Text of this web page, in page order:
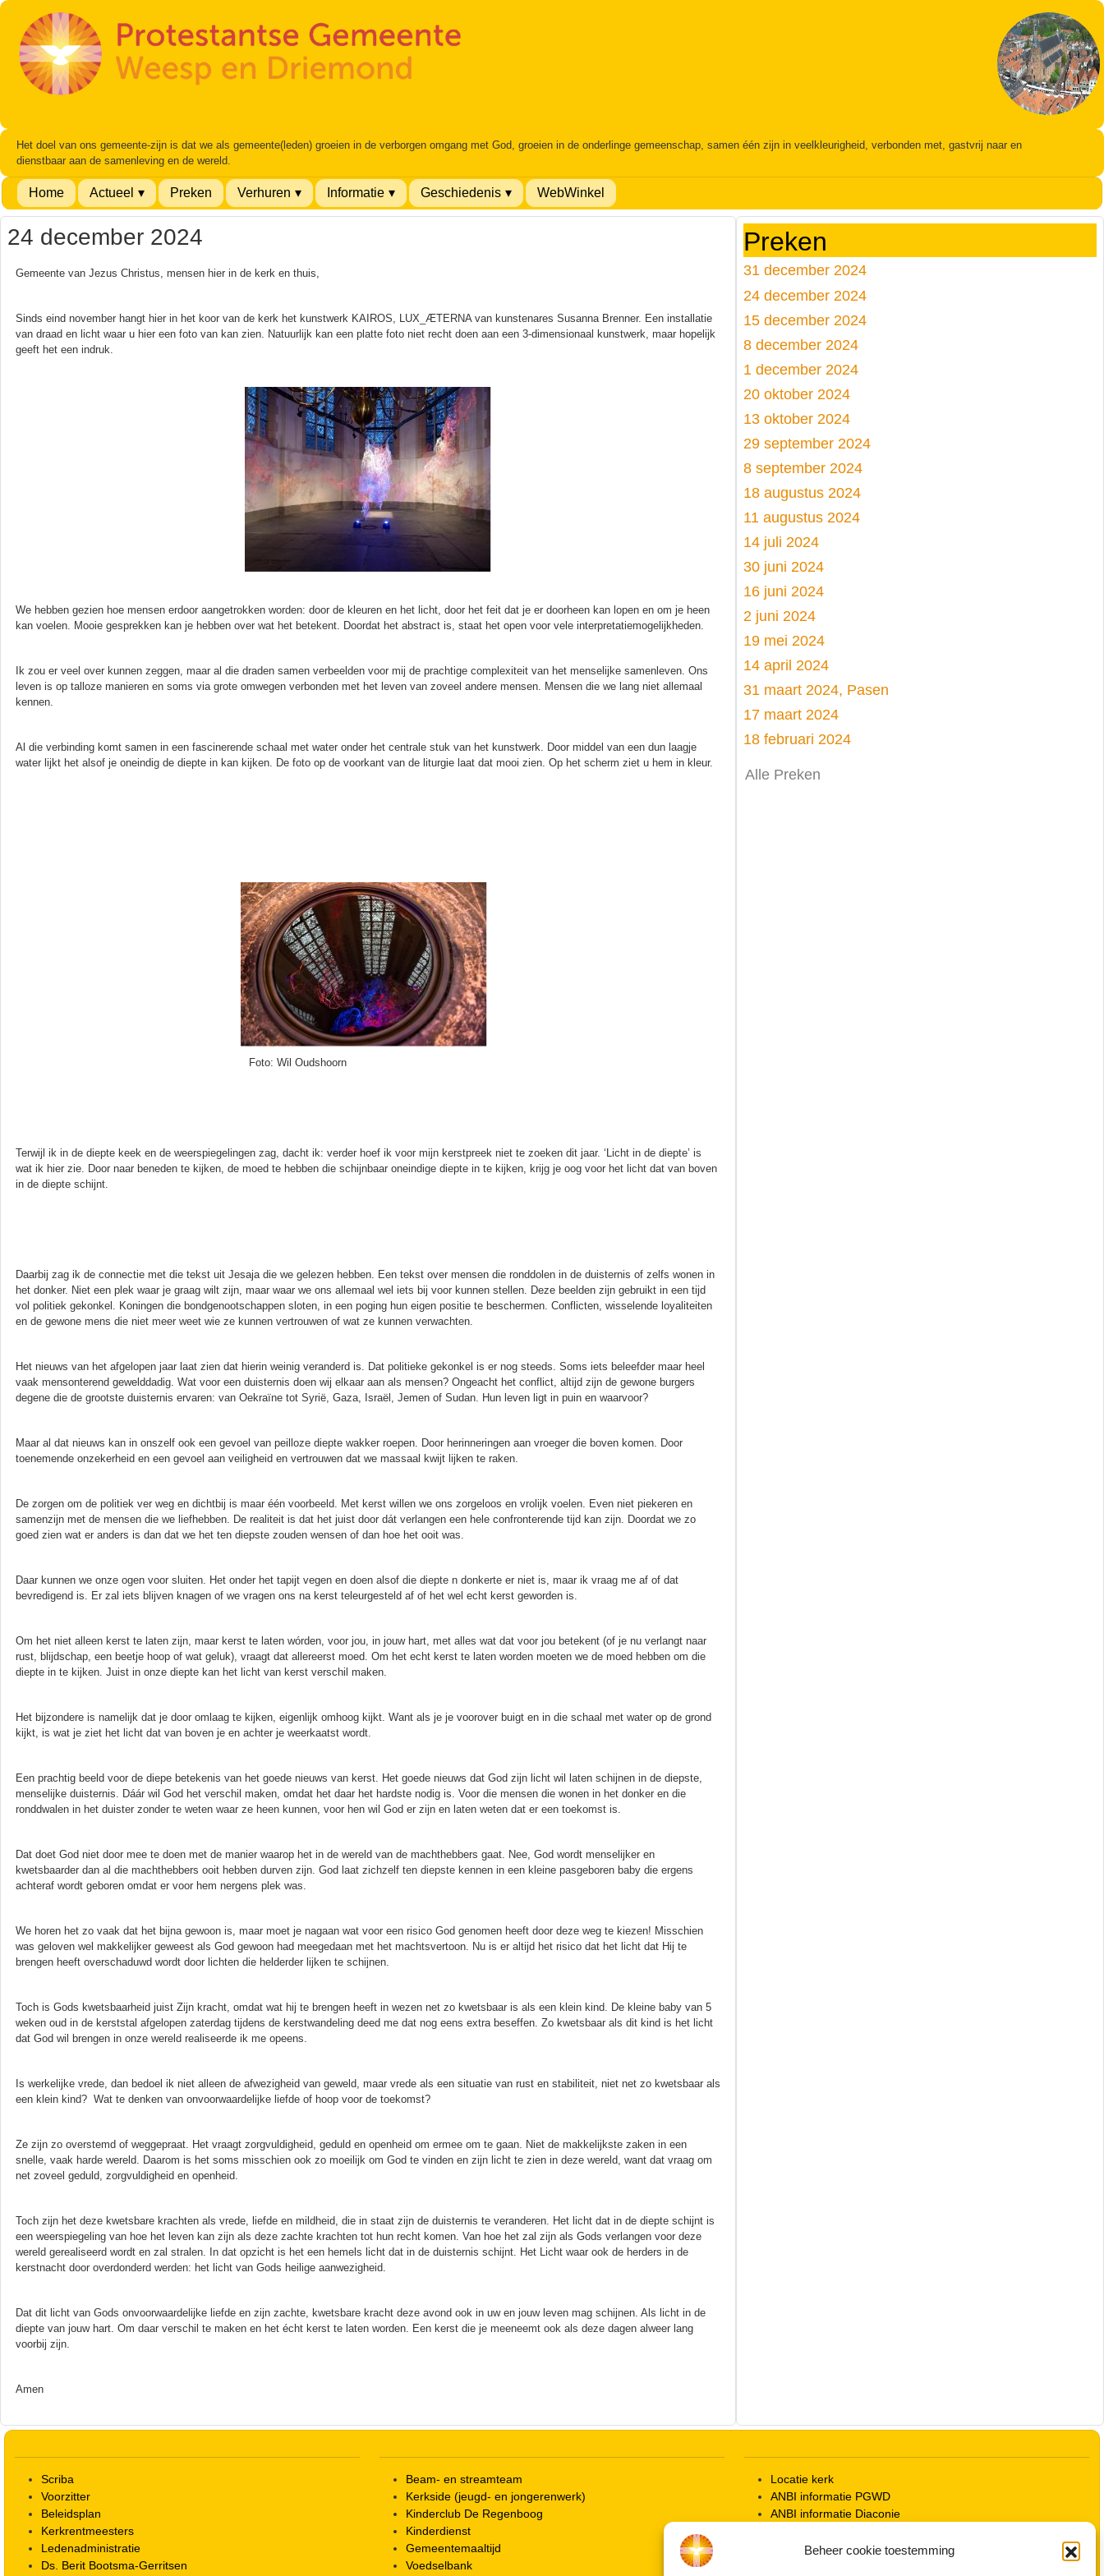
Beheer cookie toestemming
Het doel van ons gemeente-zijn is dat we als gemeente(leden) groeien in de verborgen omgang met God, groeien in de onderlinge gemeenschap, samen één zijn in veelkleurigheid, verbonden met, gastvrij naar en
dienstbaar aan de samenleving en de wereld.
Home Actueel Preken Verhuren Informatie Geschiedenis WebWinkel
24 december 2024
Gemeente van Jezus Christus, mensen hier in de kerk en thuis,
Sinds eind november hangt hier in het koor van de kerk het kunstwerk KAIROS, LUX_ÆTERNA van kunstenares Susanna Brenner. Een installatie
van draad en licht waar u hier een foto van kan zien. Natuurlijk kan een platte foto niet recht doen aan een 3-dimensionaal kunstwerk, maar hopelijk
geeft het een indruk.
We hebben gezien hoe mensen erdoor aangetrokken worden: door de kleuren en het licht, door het feit dat je er doorheen kan lopen en om je heen
kan voelen. Mooie gesprekken kan je hebben over wat het betekent. Doordat het abstract is, staat het open voor vele interpretatiemogelijkheden.
Ik zou er veel over kunnen zeggen, maar al die draden samen verbeelden voor mij de prachtige complexiteit van het menselijke samenleven. Ons
leven is op talloze manieren en soms via grote omwegen verbonden met het leven van zoveel andere mensen. Mensen die we lang niet allemaal
kennen.
Al die verbinding komt samen in een fascinerende schaal met water onder het centrale stuk van het kunstwerk. Door middel van een dun laagje
water lijkt het alsof je oneindig de diepte in kan kijken. De foto op de voorkant van de liturgie laat dat mooi zien. Op het scherm ziet u hem in kleur.
Foto: Wil Oudshoorn
Terwijl ik in de diepte keek en de weerspiegelingen zag, dacht ik: verder hoef ik voor mijn kerstpreek niet te zoeken dit jaar. ‘Licht in de diepte’ is
wat ik hier zie. Door naar beneden te kijken, de moed te hebben die schijnbaar oneindige diepte in te kijken, krijg je oog voor het licht dat van boven
in de diepte schijnt.
Daarbij zag ik de connectie met die tekst uit Jesaja die we gelezen hebben. Een tekst over mensen die ronddolen in de duisternis of zelfs wonen in
het donker. Niet een plek waar je graag wilt zijn, maar waar we ons allemaal wel iets bij voor kunnen stellen. Deze beelden zijn gebruikt in een tijd
vol politiek gekonkel. Koningen die bondgenootschappen sloten, in een poging hun eigen positie te beschermen. Conflicten, wisselende loyaliteiten
en de gewone mens die niet meer weet wie ze kunnen vertrouwen of wat ze kunnen verwachten.
Het nieuws van het afgelopen jaar laat zien dat hierin weinig veranderd is. Dat politieke gekonkel is er nog steeds. Soms iets beleefder maar heel
vaak mensonterend gewelddadig. Wat voor een duisternis doen wij elkaar aan als mensen? Ongeacht het conflict, altijd zijn de gewone burgers
degene die de grootste duisternis ervaren: van Oekraïne tot Syrië, Gaza, Israël, Jemen of Sudan. Hun leven ligt in puin en waarvoor?
Maar al dat nieuws kan in onszelf ook een gevoel van peilloze diepte wakker roepen. Door herinneringen aan vroeger die boven komen. Door
toenemende onzekerheid en een gevoel aan veiligheid en vertrouwen dat we massaal kwijt lijken te raken.
De zorgen om de politiek ver weg en dichtbij is maar één voorbeeld. Met kerst willen we ons zorgeloos en vrolijk voelen. Even niet piekeren en
samenzijn met de mensen die we liefhebben. De realiteit is dat het juist door dát verlangen een hele confronterende tijd kan zijn. Doordat we zo
goed zien wat er anders is dan dat we het ten diepste zouden wensen of dan hoe het ooit was.
Daar kunnen we onze ogen voor sluiten. Het onder het tapijt vegen en doen alsof die diepte n donkerte er niet is, maar ik vraag me af of dat
bevredigend is. Er zal iets blijven knagen of we vragen ons na kerst teleurgesteld af of het wel echt kerst geworden is.
Om het niet alleen kerst te laten zijn, maar kerst te laten wórden, voor jou, in jouw hart, met alles wat dat voor jou betekent (of je nu verlangt naar
rust, blijdschap, een beetje hoop of wat geluk), vraagt dat allereerst moed. Om het echt kerst te laten worden moeten we de moed hebben om die
diepte in te kijken. Juist in onze diepte kan het licht van kerst verschil maken.
Het bijzondere is namelijk dat je door omlaag te kijken, eigenlijk omhoog kijkt. Want als je je voorover buigt en in die schaal met water op de grond
kijkt, is wat je ziet het licht dat van boven je en achter je weerkaatst wordt.
Een prachtig beeld voor de diepe betekenis van het goede nieuws van kerst. Het goede nieuws dat God zijn licht wil laten schijnen in de diepste,
menselijke duisternis. Dáár wil God het verschil maken, omdat het daar het hardste nodig is. Voor die mensen die wonen in het donker en die
ronddwalen in het duister zonder te weten waar ze heen kunnen, voor hen wil God er zijn en laten weten dat er een toekomst is.
Dat doet God niet door mee te doen met de manier waarop het in de wereld van de machthebbers gaat. Nee, God wordt menselijker en
kwetsbaarder dan al die machthebbers ooit hebben durven zijn. God laat zichzelf ten diepste kennen in een kleine pasgeboren baby die ergens
achteraf wordt geboren omdat er voor hem nergens plek was.
We horen het zo vaak dat het bijna gewoon is, maar moet je nagaan wat voor een risico God genomen heeft door deze weg te kiezen! Misschien
was geloven wel makkelijker geweest als God gewoon had meegedaan met het machtsvertoon. Nu is er altijd het risico dat het licht dat Hij te
brengen heeft overschaduwd wordt door lichten die helderder lijken te schijnen.
Toch is Gods kwetsbaarheid juist Zijn kracht, omdat wat hij te brengen heeft in wezen net zo kwetsbaar is als een klein kind. De kleine baby van 5
weken oud in de kerststal afgelopen zaterdag tijdens de kerstwandeling deed me dat nog eens extra beseffen. Zo kwetsbaar als dit kind is het licht
dat God wil brengen in onze wereld realiseerde ik me opeens.
Is werkelijke vrede, dan bedoel ik niet alleen de afwezigheid van geweld, maar vrede als een situatie van rust en stabiliteit, niet net zo kwetsbaar als
een klein kind? Wat te denken van onvoorwaardelijke liefde of hoop voor de toekomst?
Ze zijn zo overstemd of weggepraat. Het vraagt zorgvuldigheid, geduld en openheid om ermee om te gaan. Niet de makkelijkste zaken in een
snelle, vaak harde wereld. Daarom is het soms misschien ook zo moeilijk om God te vinden en zijn licht te zien in deze wereld, want dat vraag om
net zoveel geduld, zorgvuldigheid en openheid.
Toch zijn het deze kwetsbare krachten als vrede, liefde en mildheid, die in staat zijn de duisternis te veranderen. Het licht dat in de diepte schijnt is
een weerspiegeling van hoe het leven kan zijn als deze zachte krachten tot hun recht komen. Van hoe het zal zijn als Gods verlangen voor deze
wereld gerealiseerd wordt en zal stralen. In dat opzicht is het een hemels licht dat in de duisternis schijnt. Het Licht waar ook de herders in de
kerstnacht door overdonderd werden: het licht van Gods heilige aanwezigheid.
Dat dit licht van Gods onvoorwaardelijke liefde en zijn zachte, kwetsbare kracht deze avond ook in uw en jouw leven mag schijnen. Als licht in de
diepte van jouw hart. Om daar verschil te maken en het écht kerst te laten worden. Een kerst die je meeneemt ook als deze dagen alweer lang
voorbij zijn.
Amen
Preken
31 december 2024
24 december 2024
15 december 2024
8 december 2024
1 december 2024
20 oktober 2024
13 oktober 2024
29 september 2024
8 september 2024
18 augustus 2024
11 augustus 2024
14 juli 2024
30 juni 2024
16 juni 2024
2 juni 2024
19 mei 2024
14 april 2024
31 maart 2024, Pasen
17 maart 2024
18 februari 2024
Alle Preken
Scriba
Voorzitter
Beleidsplan
Kerkrentmeesters
Ledenadministratie
Ds. Berit Bootsma-Gerritsen
Beam- en streamteam
Kerkside (jeugd- en jongerenwerk)
Kinderclub De Regenboog
Kinderdienst
Gemeentemaaltijd
Voedselbank
Locatie kerk
ANBI informatie PGWD
ANBI informatie Diaconie
Info Kerkelijke gebouwen / koster